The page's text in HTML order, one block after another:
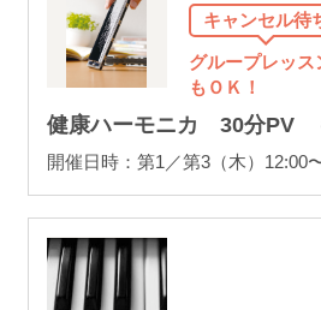
キャンセル待
グループレッ
もＯＫ！
健康ハーモニカ 30分PV
開催日時：第1／第3（木）12:00